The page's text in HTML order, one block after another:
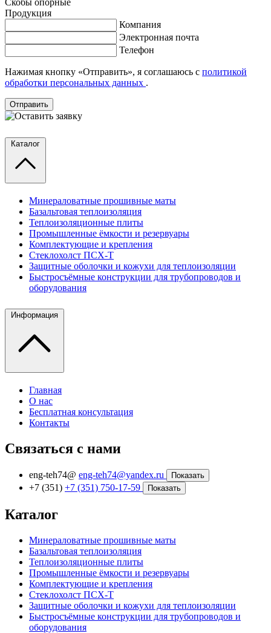
Продукция
Компания
Электронная почта
Телефон
Нажимая кнопку «Отправить», я соглашаюсь с политикой
обработки персональных данных .
Отправить
Каталог
Минераловатные прошивные маты
Базальтовая теплоизоляция
Теплоизоляционные плиты
Промышленные ёмкости и резервуары
Комплектующие и крепления
Стеклохолст ПСХ-Т
Защитные оболочки и кожухи для теплоизоляции
Быстросъёмные конструкции для трубопроводов и
оборудования
Информация
Главная
О нас
Бесплатная консультация
Контакты
Связаться с нами
eng-teh74@ eng-teh74@yandex.ru Показать
+7 (351) +7 (351) 750-17-59 Показать
Каталог
Минераловатные прошивные маты
Базальтовая теплоизоляция
Теплоизоляционные плиты
Промышленные ёмкости и резервуары
Комплектующие и крепления
Стеклохолст ПСХ-Т
Защитные оболочки и кожухи для теплоизоляции
Быстросъёмные конструкции для трубопроводов и
оборудования